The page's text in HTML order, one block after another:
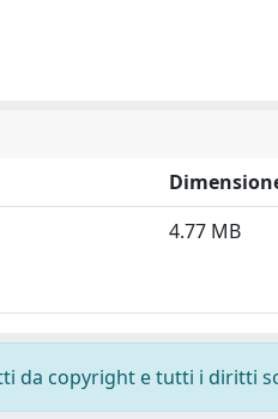
4.77 MB
da copyright e tutti i diritti